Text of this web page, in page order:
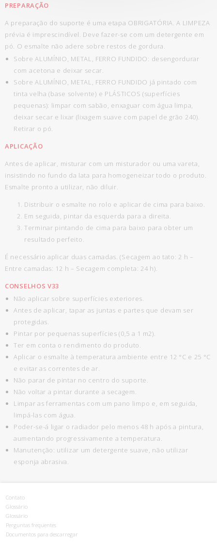
PREPARAÇÃO
A preparação do suporte é uma etapa OBRIGATÓRIA. A LIMPEZA
prévia é imprescindível. Deve fazer-se com um detergente em
pó. O esmalte não adere sobre restos de gordura.
Sobre ALUMÍNIO, METAL, FERRO FUNDIDO: desengordurar
com acetona e deixar secar.
Sobre ALUMÍNIO, METAL, FERRO FUNDIDO já pintado com
tinta velha (base solvente) e PLÁSTICOS (superfícies
pequenas): limpar com sabão, enxaguar com água limpa,
deixar secar e lixar (lixagem suave com papel de grão 240).
Retirar o pó.
APLICAÇÃO
Antes de aplicar, misturar com um misturador ou uma vareta,
insistindo no fundo da lata para homogeneizar todo o produto.
Esmalte pronto a utilizar, não diluir.
Distribuir o esmalte no rolo e aplicar de cima para baixo.
Em seguida, pintar da esquerda para a direita.
Terminar pintando de cima para baixo para obter um
resultado perfeito.
É necessário aplicar duas camadas. (Secagem ao tato: 2 h –
Entre camadas: 12 h – Secagem completa: 24 h).
CONSELHOS V33
Não aplicar sobre superfícies exteriores.
Antes de aplicar, tapar as juntas e partes que devam ser
protegidas.
Pintar por pequenas superfícies (0,5 a 1 m2).
Ter em conta o rendimento do produto.
Aplicar o esmalte à temperatura ambiente entre 12 °C e 25 °C
e evitar as correntes de ar.
Não parar de pintar no centro do suporte.
Não voltar a pintar durante a secagem.
Limpar as ferramentas com um pano limpo e, em seguida,
limpá-las com água.
Poder-se-á ligar o radiador pelo menos 48 h após a pintura,
aumentando progressivamente a temperatura.
Manutenção: utilizar um detergente suave, não utilizar
esponja abrasiva.
Contato
Glossário
Glossário
Perguntas frequentes
Documentos para descarregar